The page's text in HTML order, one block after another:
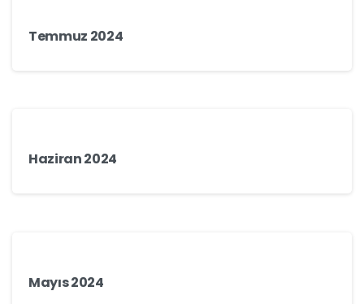
Temmuz 2024
Haziran 2024
Mayıs 2024